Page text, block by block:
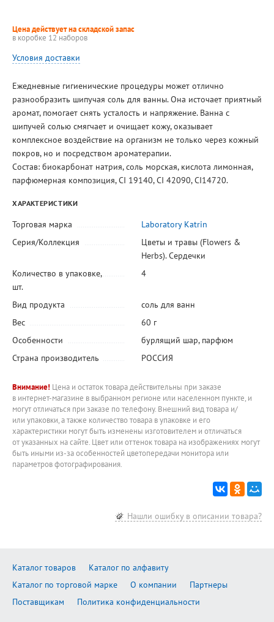
Цена действует на складской запас
в коробке 12 наборов
Условия доставки
Ежедневные гигиенические процедуры может отлично
разнообразить шипучая соль для ванны. Она источает приятный
аромат, помогает снять усталость и напряжение. Ванна с
шипучей солью смягчает и очищает кожу, оказывает
комплексное воздействие на организм не только через кожный
покров, но и посредством ароматерапии.
Состав: биокарбонат натрия, соль морская, кислота лимонная,
парфюмерная композиция, CI 19140, CI 42090, CI14720.
ХАРАКТЕРИСТИКИ
Торговая марка
Laboratory Katrin
Серия/Коллекция
Цветы и травы (Flowers &
Herbs). Сердечки
Количество в упаковке,
шт.
4
Вид продукта
соль для ванн
Вес
60 г
Особенности
бурлящий шар, парфюм
Страна производитель
РОССИЯ
Внимание! Цена и остаток товара действительны при заказе
в интернет-магазине в выбранном регионе или населенном пункте, и
могут отличаться при заказе по телефону. Внешний вид товара и/
или упаковки, а также количество товара в упаковке и его
характеристики могут быть изменены изготовителем и отличаться
от указанных на сайте. Цвет или оттенок товара на изображениях могут
быть иными из-за особенностей цветопередачи монитора или
параметров фотографирования.
Нашли ошибку в описании товара?
Каталог товаров
Каталог по алфавиту
Каталог по торговой марке
О компании
Партнеры
Поставщикам
Политика конфиденциальности